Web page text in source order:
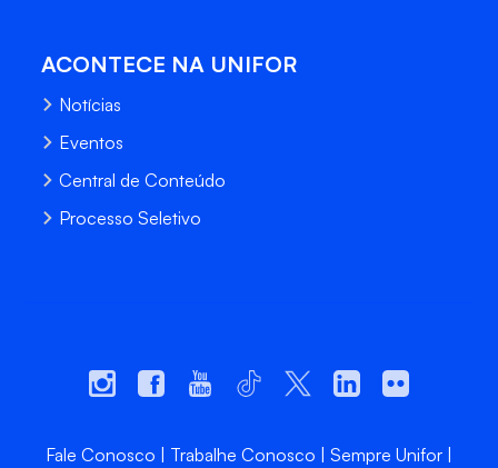
ACONTECE NA UNIFOR
Notícias
Eventos
Central de Conteúdo
Processo Seletivo
Fale Conosco Trabalhe Conosco
Sempre Unifor